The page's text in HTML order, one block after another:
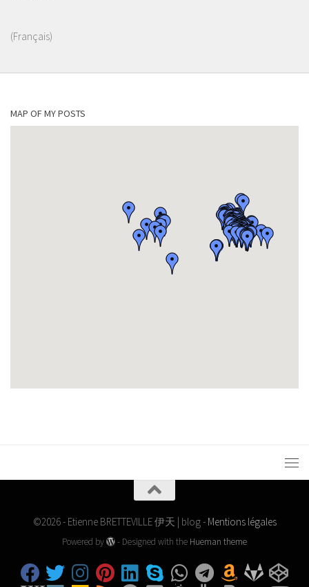
(Français)
MAP OF MY POSTS
©2026 - Etienne BRETTEVILLE 伊天 | blog - Mentions légales
Powered by - Designed with the Hueman theme